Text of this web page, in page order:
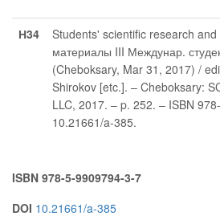
Н34
Students' scientific research
материалы III Междунар.
(Cheboksary, Mar 31, 2017) /
Shirokov [etc.]. – Cheboksary:
LLC, 2017. – p. 252. – ISBN
10.21661/a-385.
ISBN 978-5-9909794-3-7
DOI 10.21661/a-385